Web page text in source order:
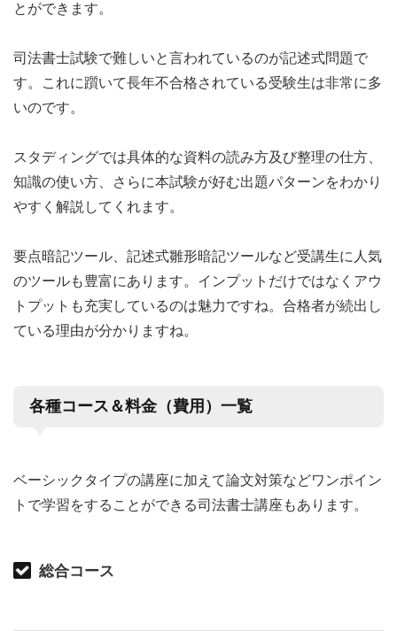
とができます。
司法書士試験で難しいと言われているのが記述式問題で
す。これに躓いて長年不合格されている受験生は非常に多
いのです。
スタディングでは具体的な資料の読み方及び整理の仕方、
知識の使い方、さらに本試験が好む出題パターンをわかり
やすく解説してくれます。
要点暗記ツール、記述式雛形暗記ツールなど受講生に人気
のツールも豊富にあります。インプットだけではなくアウ
トプットも充実しているのは魅力ですね。合格者が続出し
ている理由が分かりますね。
各種コース＆料金（費用）一覧
ベーシックタイプの講座に加えて論文対策などワンポイン
トで学習をすることができる司法書士講座もあります。
総合コース